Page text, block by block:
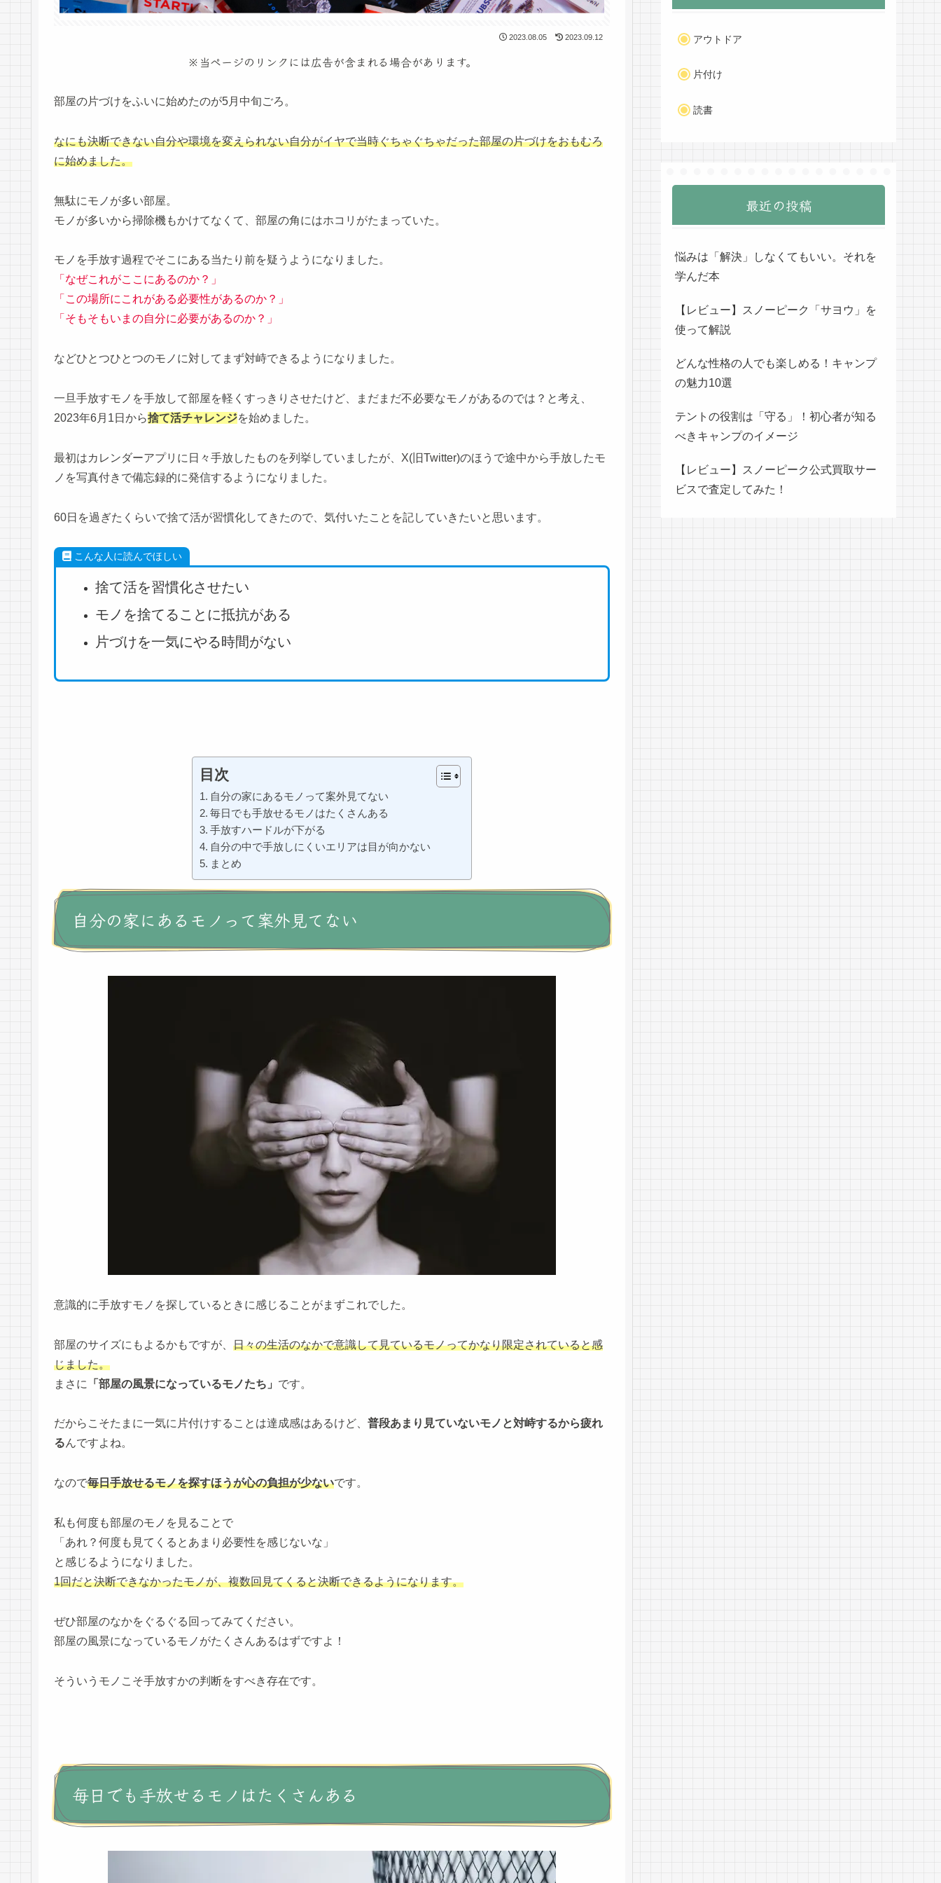
2023.08.05 2023.09.12
※当ページのリンクには広告が含まれる場合があります。
部屋の片づけをふいに始めたのが5月中旬ごろ。
なにも決断できない自分や環境を変えられない自分がイヤで当時ぐちゃぐちゃだった部屋の片づけをおもむろ
に始めました。
無駄にモノが多い部屋。
モノが多いから掃除機もかけてなくて、部屋の角にはホコリがたまっていた。
モノを手放す過程でそこにある当たり前を疑うようになりました。
「なぜこれがここにあるのか？」
「この場所にこれがある必要性があるのか？」
「そもそもいまの自分に必要があるのか？」
などひとつひとつのモノに対してまず対峙できるようになりました。
一旦手放すモノを手放して部屋を軽くすっきりさせたけど、まだまだ不必要なモノがあるのでは？と考え、
2023年6月1日から捨て活チャレンジを始めました。
最初はカレンダーアプリに日々手放したものを列挙していましたが、X(旧Twitter)のほうで途中から手放したモ
ノを写真付きで備忘録的に発信するようになりました。
60日を過ぎたくらいで捨て活が習慣化してきたので、気付いたことを記していきたいと思います。
こんな人に読んでほしい
捨て活を習慣化させたい
モノを捨てることに抵抗がある
片づけを一気にやる時間がない
目次
自分の家にあるモノって案外見てない
毎日でも手放せるモノはたくさんある
手放すハードルが下がる
自分の中で手放しにくいエリアは目が向かない
まとめ
自分の家にあるモノって案外見てない
意識的に手放すモノを探しているときに感じることがまずこれでした。
部屋のサイズにもよるかもですが、 日々の生活のなかで意識して見ているモノってかなり限定されていると感
じました。
まさに
「部屋の風景になっているモノたち」 です。
だからこそたまに一気に片付けすることは達成感はあるけど、 普段あまり見ていないモノと対峙するから疲れ
るんですよね。
なので毎日手放せるモノを探すほうが心の負担が少ないです。
私も何度も部屋のモノを見ることで
「あれ？何度も見てくるとあまり必要性を感じないな」
と感じるようになりました。
1回だと決断できなかったモノが、複数回見てくると決断できるようになります。
ぜひ部屋のなかをぐるぐる回ってみてください。
部屋の風景になっているモノがたくさんあるはずですよ！
そういうモノこそ手放すかの判断をすべき存在です。
毎日でも手放せるモノはたくさんある
アウトドア
片付け
読書
最近の投稿
悩みは「解決」しなくてもいい。それを
学んだ本
【レビュー】スノーピーク「サヨウ」を
使って解説
どんな性格の人でも楽しめる！キャンプ
の魅力10選
テントの役割は「守る」！初心者が知る
べきキャンプのイメージ
【レビュー】スノーピーク公式買取サー
ビスで査定してみた！